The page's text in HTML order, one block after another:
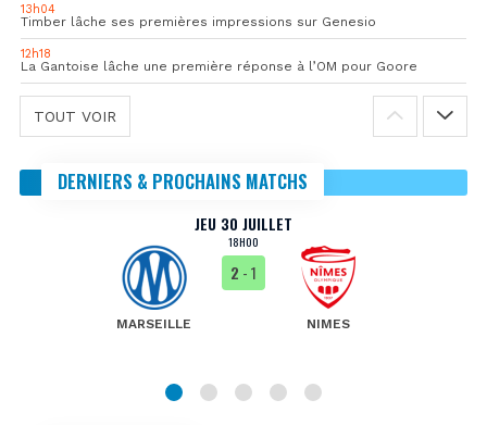
13h04
Timber lâche ses premières impressions sur Genesio
12h18
La Gantoise lâche une première réponse à l’OM pour Goore
TOUT VOIR
DERNIERS & PROCHAINS MATCHS
JEU 30 JUILLET
18H00
MARSEILLE
2 - 1
NIMES